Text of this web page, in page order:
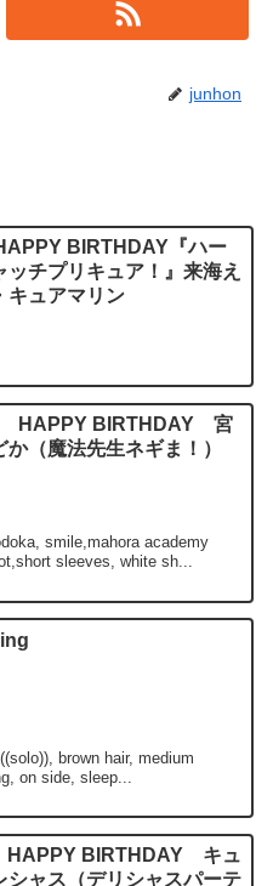
junhon
BIRTHDAY『ハー
ッチプリキュア！』来海え
キュアマリン
HAPPY BIRTHDAY 宮
か（魔法先生ネギま！）
smile,mahora academy
sleeves, white sh...
brown hair, medium
on side, sleep...
BIRTHDAY キュ
シャス（デリシャスパーテ